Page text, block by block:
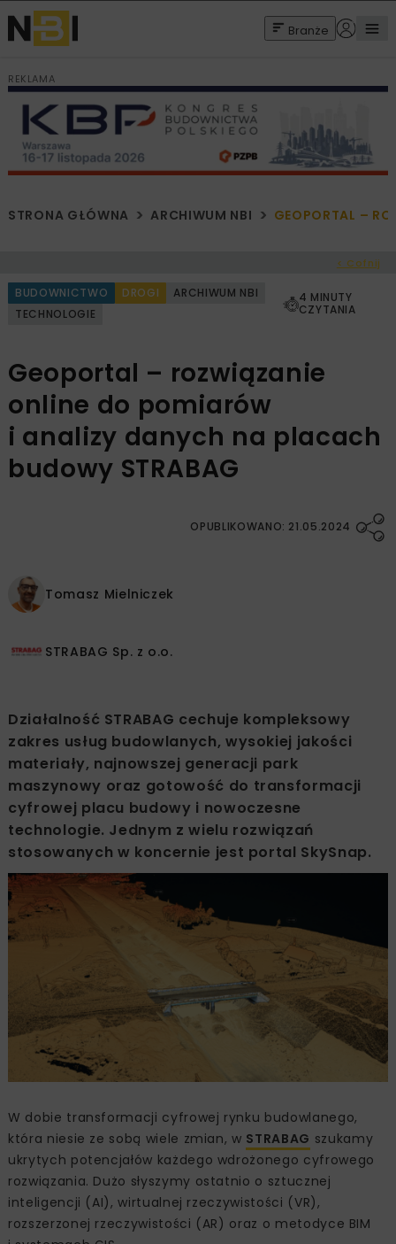
Branże
REKLAMA
STRONA GŁÓWNA ARCHIWUM NBI GEOPORTAL –
< Cofnij
BUDOWNICTWO DROGI
ARCHIWUM NBI
TECHNOLOGIE
4 MINUTY
CZYTANIA
Geoportal – rozwiązanie
online do pomiarów
i analizy danych na placach
budowy STRABAG
OPUBLIKOWANO: 21.05.2024
Tomasz Mielniczek
STRABAG Sp. z o.o.
Działalność STRABAG cechuje kompleksowy
zakres usług budowlanych, wysokiej jakości
materiały, najnowszej generacji park
maszynowy oraz gotowość do transformacji
cyfrowej placu budowy i nowoczesne
technologie. Jednym z wielu rozwiązań
stosowanych w koncernie jest portal SkySnap.
W dobie transformacji cyfrowej rynku budowlanego,
która niesie ze sobą wiele zmian, w STRABAG szukamy
ukrytych potencjałów każdego wdrożonego cyfrowego
rozwiązania. Dużo słyszymy ostatnio o sztucznej
inteligencji (AI), wirtualnej rzeczywistości (VR),
rozszerzonej rzeczywistości (AR) oraz o metodyce BIM